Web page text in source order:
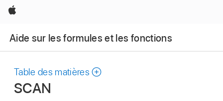
Apple
Aide sur les formules et les fonctions
Table des matières
SCAN